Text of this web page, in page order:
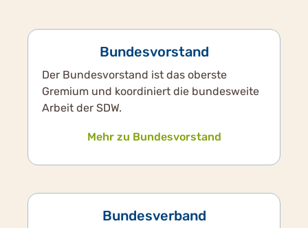
Bundesvorstand
Der Bundesvorstand ist das oberste
Gremium und koordiniert die bundesweite
Arbeit der SDW.
Mehr zu Bundesvorstand
Bundesverband